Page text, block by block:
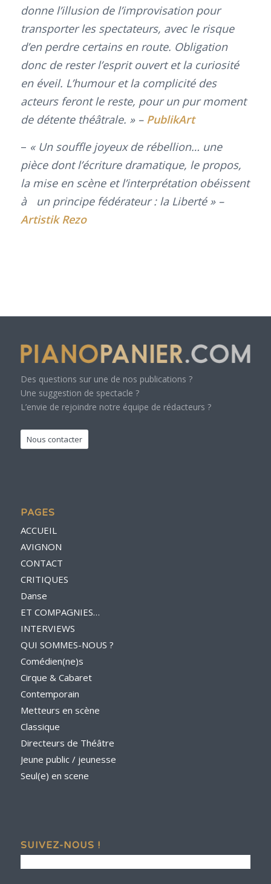
donne l’illusion de l’improvisation pour
transporter les spectateurs, avec le risque
d’en perdre certains en route. Obligation
donc de rester l’esprit ouvert et la curiosité
en éveil. L’humour et la complicité des
acteurs feront le reste, pour un pur moment
de détente théâtrale. » – PublikArt
– « Un souffle joyeux de rébellion… une
pièce dont l’écriture dramatique, le propos,
la mise en scène et l’interprétation obéissent
à un principe fédérateur : la Liberté » –
Artistik Rezo
Des questions sur une de nos publications ?
Une suggestion de spectacle ?
L’envie de rejoindre notre équipe de rédacteurs ?
Nous contacter
PAGES
ACCUEIL
AVIGNON
CONTACT
CRITIQUES
Danse
ET COMPAGNIES…
INTERVIEWS
QUI SOMMES-NOUS ?
Comédien(ne)s
Cirque & Cabaret
Contemporain
Metteurs en scène
Classique
Directeurs de Théâtre
Jeune public / jeunesse
Seul(e) en scene
SUIVEZ-NOUS !